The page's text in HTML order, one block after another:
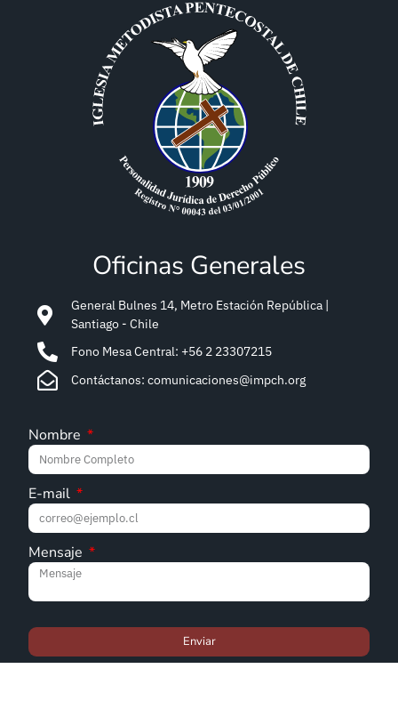
Oficinas Generales
General Bulnes 14, Metro Estación República |
Santiago - Chile
Fono Mesa Central: +56 2 23307215
Contáctanos: comunicaciones@impch.org
Nombre
E-mail
Mensaje
Enviar